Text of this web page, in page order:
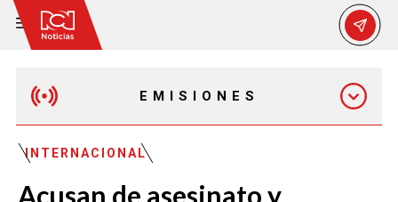
EMISIONES
MAÑANA EXPRESS
INTERNACIONAL
Acusan de asesinato y